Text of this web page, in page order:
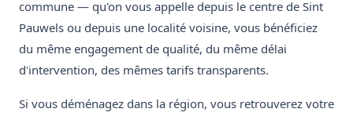
commune — qu'on vous appelle depuis le centre de Sint
Pauwels ou depuis une localité voisine, vous bénéficiez
du même engagement de qualité, du même délai
d'intervention, des mêmes tarifs transparents.
Si vous déménagez dans la région, vous retrouverez votre